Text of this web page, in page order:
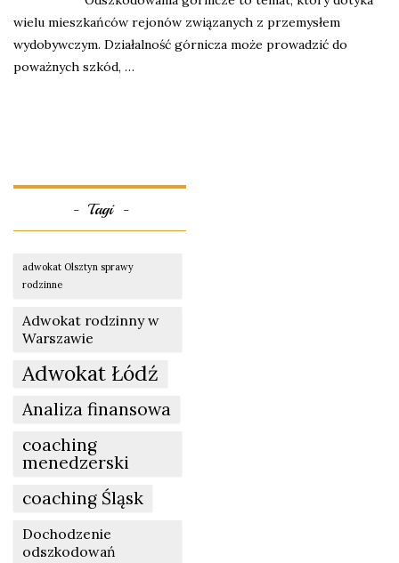
wielu mieszkańców rejonów związanych z przemysłem
wydobywczym. Działalność górnicza może prowadzić do
poważnych szkód, …
Tagi
adwokat Olsztyn sprawy
rodzinne
Adwokat rodzinny w
Warszawie
Adwokat Łódź
Analiza finansowa
coaching
menedzerski
coaching Śląsk
Dochodzenie
odszkodowań